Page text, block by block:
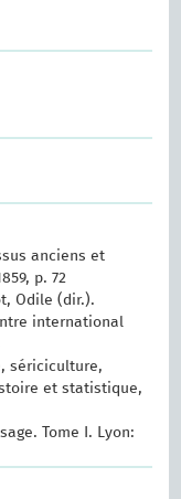
anciens et
p. 72
Odile (dir.).
international
sériciculture,
et statistique,
Tome I. Lyon: